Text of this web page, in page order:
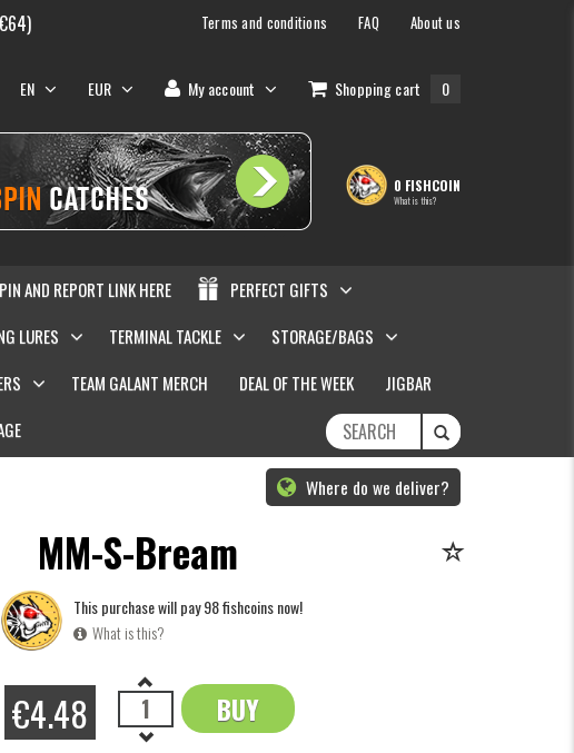
Terms and conditions FAQ About us
EN EUR My account Shopping cart 0
0 FISHCOIN
What is this?
AND REPORT LINK HERE
PERFECT GIFTS
LURES TERMINAL TACKLE
STORAGE/BAGS
TEAM GALANT MERCH DEAL OF THE WEEK
JIGBAR
Where do we deliver?
MM-S-Bream
This purchase will pay 98 fishcoins now!
What is this?
€4.48 BUY
OK